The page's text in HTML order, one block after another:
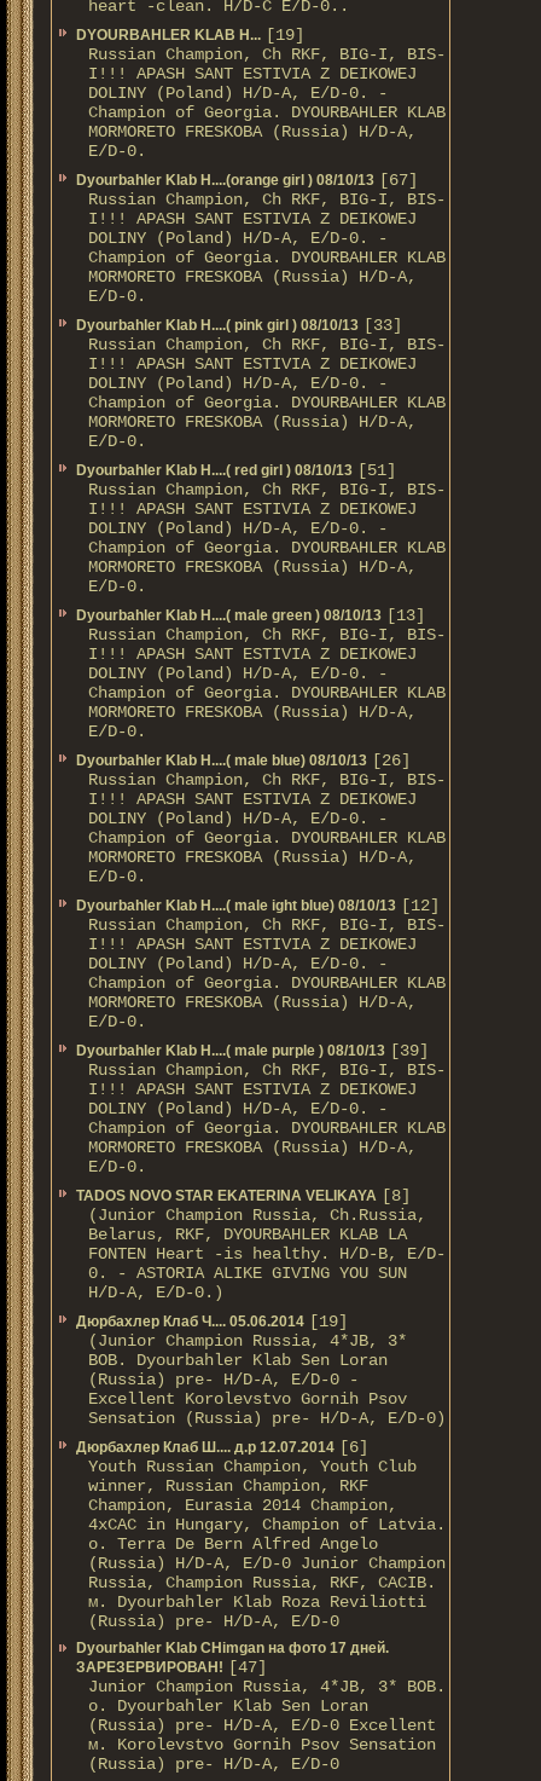
heart -clean. H/D-С E/D-0..
DYOURBAHLER KLAB Н... [19]
Russian Champion, Ch RKF, BIG-I, BIS-
I!!! APASH SANT ESTIVIA Z DEIKOWEJ
DOLINY (Poland) H/D-A, E/D-0. -
Champion of Georgia. DYOURBAHLER KLAB
MORMORETO FRESKOBA (Russia) H/D-A,
E/D-0.
Dyourbahler Klab H....(orange girl ) 08/10/13 [67]
Russian Champion, Ch RKF, BIG-I, BIS-
I!!! APASH SANT ESTIVIA Z DEIKOWEJ
DOLINY (Poland) H/D-A, E/D-0. -
Champion of Georgia. DYOURBAHLER KLAB
MORMORETO FRESKOBA (Russia) H/D-A,
E/D-0.
Dyourbahler Klab H....( pink girl ) 08/10/13 [33]
Russian Champion, Ch RKF, BIG-I, BIS-
I!!! APASH SANT ESTIVIA Z DEIKOWEJ
DOLINY (Poland) H/D-A, E/D-0. -
Champion of Georgia. DYOURBAHLER KLAB
MORMORETO FRESKOBA (Russia) H/D-A,
E/D-0.
Dyourbahler Klab H....( red girl ) 08/10/13 [51]
Russian Champion, Ch RKF, BIG-I, BIS-
I!!! APASH SANT ESTIVIA Z DEIKOWEJ
DOLINY (Poland) H/D-A, E/D-0. -
Champion of Georgia. DYOURBAHLER KLAB
MORMORETO FRESKOBA (Russia) H/D-A,
E/D-0.
Dyourbahler Klab H....( male green ) 08/10/13 [13]
Russian Champion, Ch RKF, BIG-I, BIS-
I!!! APASH SANT ESTIVIA Z DEIKOWEJ
DOLINY (Poland) H/D-A, E/D-0. -
Champion of Georgia. DYOURBAHLER KLAB
MORMORETO FRESKOBA (Russia) H/D-A,
E/D-0.
Dyourbahler Klab H....( male blue) 08/10/13 [26]
Russian Champion, Ch RKF, BIG-I, BIS-
I!!! APASH SANT ESTIVIA Z DEIKOWEJ
DOLINY (Poland) H/D-A, E/D-0. -
Champion of Georgia. DYOURBAHLER KLAB
MORMORETO FRESKOBA (Russia) H/D-A,
E/D-0.
Dyourbahler Klab H....( male ight blue) 08/10/13 [12]
Russian Champion, Ch RKF, BIG-I, BIS-
I!!! APASH SANT ESTIVIA Z DEIKOWEJ
DOLINY (Poland) H/D-A, E/D-0. -
Champion of Georgia. DYOURBAHLER KLAB
MORMORETO FRESKOBA (Russia) H/D-A,
E/D-0.
Dyourbahler Klab H....( male purple ) 08/10/13 [39]
Russian Champion, Ch RKF, BIG-I, BIS-
I!!! APASH SANT ESTIVIA Z DEIKOWEJ
DOLINY (Poland) H/D-A, E/D-0. -
Champion of Georgia. DYOURBAHLER KLAB
MORMORETO FRESKOBA (Russia) H/D-A,
E/D-0.
TADOS NOVO STAR EKATERINA VELIKAYA [8]
(Junior Champion Russia, Ch.Russia,
Belarus, RKF, DYOURBAHLER KLAB LA
FONTEN Heart -is healthy. H/D-В, E/D-
0. - ASTORIA ALIKE GIVING YOU SUN
H/D-А, E/D-0.)
Дюрбахлер Клаб Ч.... 05.06.2014 [19]
(Junior Champion Russia, 4*JB, 3*
BOB. Dyourbahler Klab Sen Loran
(Russia) pre- H/D-A, E/D-0 -
Excellent Korolevstvo Gornih Psov
Sensation (Russia) pre- H/D-A, E/D-0)
Дюрбахлер Клаб Ш.... д.р 12.07.2014 [6]
Youth Russian Champion, Youth Club
winner, Russian Champion, RKF
Champion, Eurasia 2014 Champion,
4xCAC in Hungary, Champion of Latvia.
о. Terra De Bern Alfred Angelo
(Russia) H/D-A, E/D-0 Junior Champion
Russia, Champion Russia, RKF, CACIB.
м. Dyourbahler Klab Roza Reviliotti
(Russia) pre- H/D-A, E/D-0
Dyourbahler Klab CHimgan на фото 17 дней.
ЗАРЕЗЕРВИРОВАН!
[47]
Junior Champion Russia, 4*JB, 3* BOB.
о. Dyourbahler Klab Sen Loran
(Russia) pre- H/D-A, E/D-0 Excellent
м. Korolevstvo Gornih Psov Sensation
(Russia) pre- H/D-A, E/D-0